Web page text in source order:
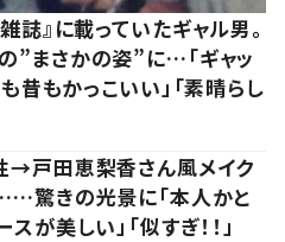
』に載っていたギャル男。
”まさかの姿”に…「ギャッ
も昔もかっこいい」「素晴らし
→戸田恵梨香さん風メイク
驚きの光景に「本人かと
スが美しい」「似すぎ！！」